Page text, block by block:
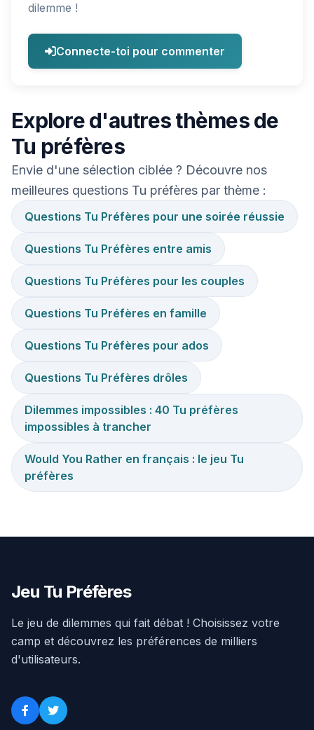
dilemme !
Connecte-toi pour commenter
Explore d'autres thèmes de
Tu préfères
Envie d'une sélection ciblée ? Découvre nos
meilleures questions Tu préfères par thème :
Questions Tu Préfères pour une soirée réussie
Questions Tu Préfères entre amis
Questions Tu Préfères pour les couples
Questions Tu Préfères en famille
Questions Tu Préfères pour ados
Questions Tu Préfères drôles
Dilemmes impossibles : 40 Tu préfères
impossibles à trancher
Would You Rather en français : le jeu Tu
préfères
Jeu Tu Préfères
Le jeu de dilemmes qui fait débat ! Choisissez votre
camp et découvrez les préférences de milliers
d'utilisateurs.